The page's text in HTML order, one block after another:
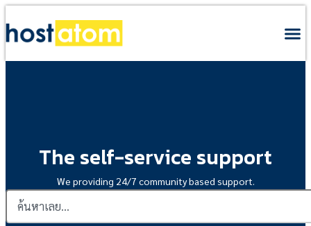
The self-service support
We providing 24/7 community based support.